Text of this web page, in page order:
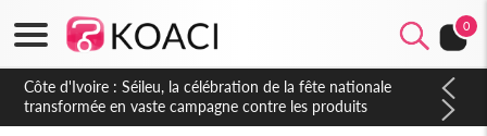
0
Côte d'Ivoire : Séileu, la célébration de la fête nationale
transformée en vaste campagne contre les produits
dépigmentants dangereux